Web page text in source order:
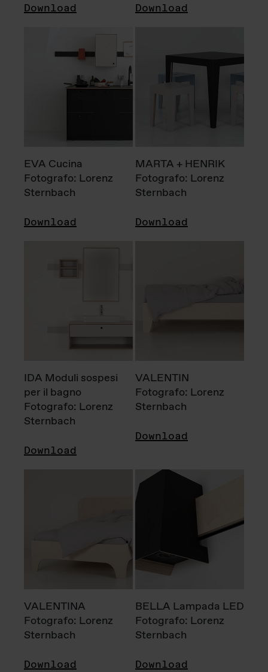
Download Download
EVA Cucina
Fotografo: Lorenz
Sternbach
Download
MARTA + HENRIK
Fotografo: Lorenz
Sternbach
Download
IDA Moduli sospesi
per il bagno
Fotografo: Lorenz
Sternbach
Download
VALENTIN
Fotografo: Lorenz
Sternbach
Download
VALENTINA
Fotografo: Lorenz
Sternbach
Download
BELLA Lampada LED
Fotografo: Lorenz
Sternbach
Download